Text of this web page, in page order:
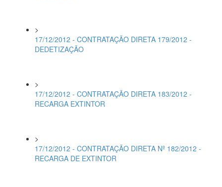
>
17/12/2012 - CONTRATAÇÃO DIRETA 179/2012 -
DEDETIZAÇÃO
>
17/12/2012 - CONTRATAÇÃO DIRETA 183/2012 -
RECARGA EXTINTOR
>
17/12/2012 - CONTRATAÇÃO DIRETA Nº 182/2012 -
RECARGA DE EXTINTOR